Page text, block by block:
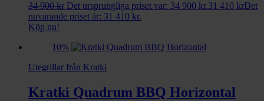
34 900kr Det ursprungliga priset var: 34 900 kr.31 410 krDet
nuvarande priset är: 31 410 kr.
Köp nu!
10%
Utegrillar från Kratki
Kratki Quadrum BBQ Horizontal